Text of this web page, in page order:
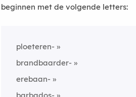
beginnen met de volgende letters:
ploeteren-
brandbaarder-
erebaan-